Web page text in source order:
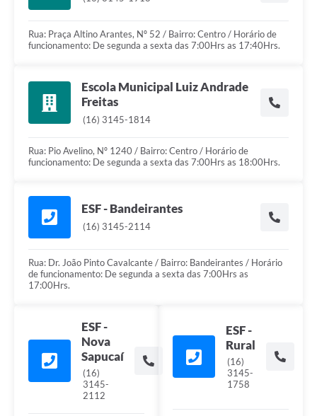
Rua: Praça Altino Arantes, Nº 52 / Bairro: Centro / Horário de
funcionamento: De segunda a sexta das 7:00Hrs as 17:40Hrs.
Escola Municipal Luiz Andrade
Freitas
(16) 3145-1814
Rua: Pio Avelino, Nº 1240 / Bairro: Centro / Horário de
funcionamento: De segunda a sexta das 7:00Hrs as 18:00Hrs.
ESF - Bandeirantes
(16) 3145-2114
Rua: Dr. João Pinto Cavalcante / Bairro: Bandeirantes / Horário
de funcionamento: De segunda a sexta das 7:00Hrs as
17:00Hrs.
ESF -
Nova
Sapucaí
(16)
3145-
2112
ESF -
Rural
(16)
3145-
1758